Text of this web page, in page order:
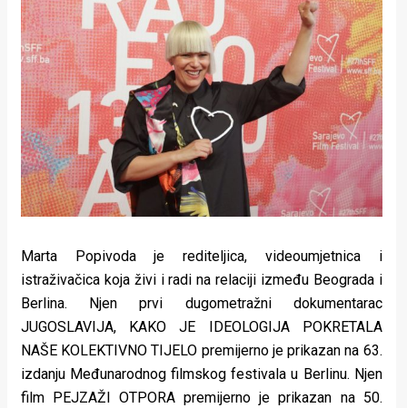
Kolumne
Kultura
Lifestyle
Beauty
Fashion
Zdravlje
Život
pokretu
Marta Popivoda je rediteljica, videoumjetnica i
istraživačica koja živi i radi na relaciji između Beograda i
Berlina. Njen prvi dugometražni dokumentarac
JUGOSLAVIJA, KAKO JE IDEOLOGIJA POKRETALA
NAŠE KOLEKTIVNO TIJELO premijerno je prikazan na 63.
izdanju Međunarodnog filmskog festivala u Berlinu. Njen
film PEJZAŽI OTPORA premijerno je prikazan na 50.